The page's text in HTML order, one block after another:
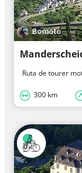
Bomoto
Ruta de tourer
300 km